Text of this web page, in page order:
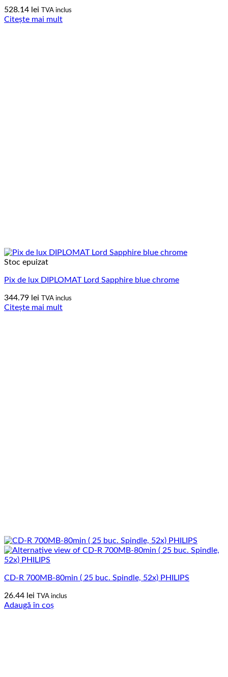
528.14 lei TVA inclus
Citește mai mult
Stoc epuizat
Pix de lux DIPLOMAT Lord Sapphire blue chrome
344.79 lei TVA inclus
Citește mai mult
CD-R 700MB-80min ( 25 buc. Spindle, 52x) PHILIPS
26.44 lei TVA inclus
Adaugă în coș